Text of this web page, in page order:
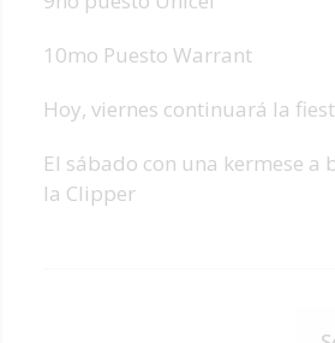
10mo Puesto Warrant
Hoy, viernes continuará la
El sábado con una kermese
la Clipper